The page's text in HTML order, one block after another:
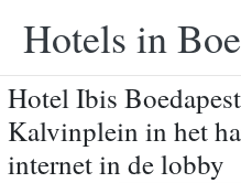
Hotels in
Hotel Ibis
Kalvinplein in het
internet in de lobby